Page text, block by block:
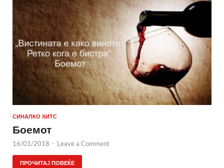
СИНАЛКО ХИТС
Боемот
16/01/2018 - Leave a Comment
ПРОЧИТАЈ ПОВЕЌЕ